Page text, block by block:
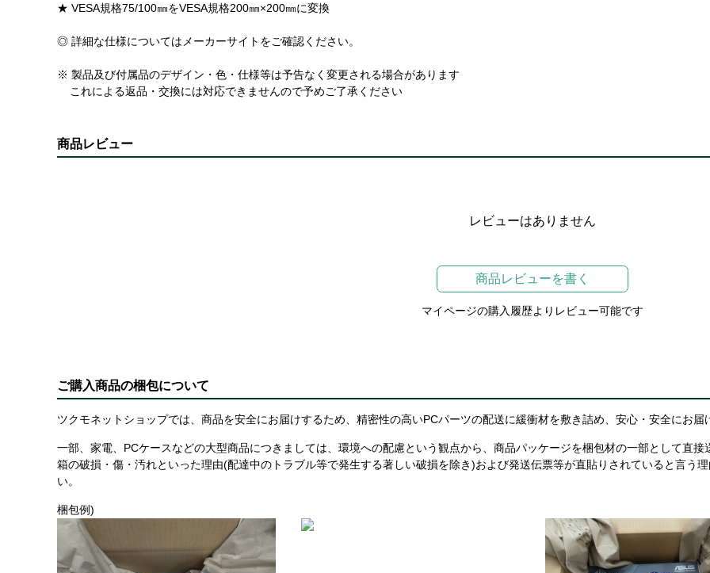
★ VESA規格75/100㎜をVESA規格200㎜×200㎜に変換
◎ 詳細な仕様についてはメーカーサイトをご確認ください。
※ 製品及び付属品のデザイン・色・仕様等は予告なく変更される場合があります
これによる返品・交換には対応できませんので予めご了承ください
商品レビュー
レビューはありません
商品レビューを書く
マイページの購入履歴よりレビュー可能です
ご購入商品の梱包について
ツクモネットショップでは、商品を安全にお届けするため、精密性の高いPCパーツの配送に緩衝材を敷き詰め、安心・安全にお
一部、家電、PCケースなどの大型商品につきましては、環境への配慮という観点から、商品パッケージを梱包材の一部として直
箱の破損・傷・汚れといった理由(配達中のトラブル等で発生する著しい破損を除き)および発送伝票等が直貼りされていると言う
い。
梱包例)